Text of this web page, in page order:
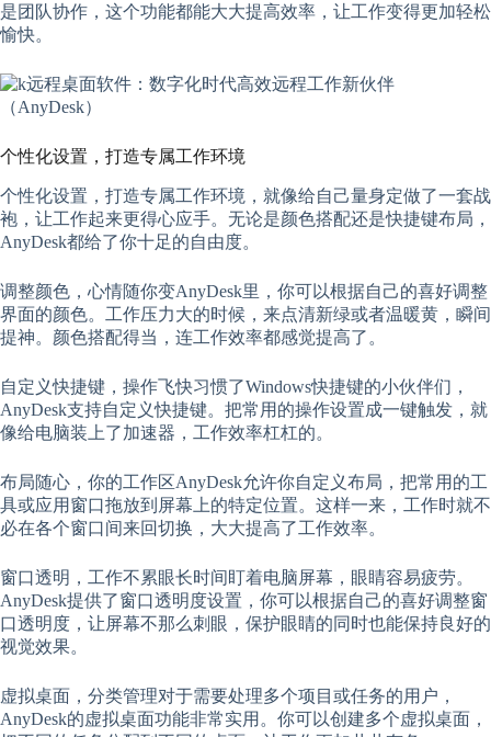
是团队协作，这个功能都能大大提高效率，让工作变得更加轻松
愉快。
个性化设置，打造专属工作环境
个性化设置，打造专属工作环境，就像给自己量身定做了一套战
袍，让工作起来更得心应手。无论是颜色搭配还是快捷键布局，
AnyDesk都给了你十足的自由度。
调整颜色，心情随你变AnyDesk里，你可以根据自己的喜好调整
界面的颜色。工作压力大的时候，来点清新绿或者温暖黄，瞬间
提神。颜色搭配得当，连工作效率都感觉提高了。
自定义快捷键，操作飞快习惯了Windows快捷键的小伙伴们，
AnyDesk支持自定义快捷键。把常用的操作设置成一键触发，就
像给电脑装上了加速器，工作效率杠杠的。
布局随心，你的工作区AnyDesk允许你自定义布局，把常用的工
具或应用窗口拖放到屏幕上的特定位置。这样一来，工作时就不
必在各个窗口间来回切换，大大提高了工作效率。
窗口透明，工作不累眼长时间盯着电脑屏幕，眼睛容易疲劳。
AnyDesk提供了窗口透明度设置，你可以根据自己的喜好调整窗
口透明度，让屏幕不那么刺眼，保护眼睛的同时也能保持良好的
视觉效果。
虚拟桌面，分类管理对于需要处理多个项目或任务的用户，
AnyDesk的虚拟桌面功能非常实用。你可以创建多个虚拟桌面，